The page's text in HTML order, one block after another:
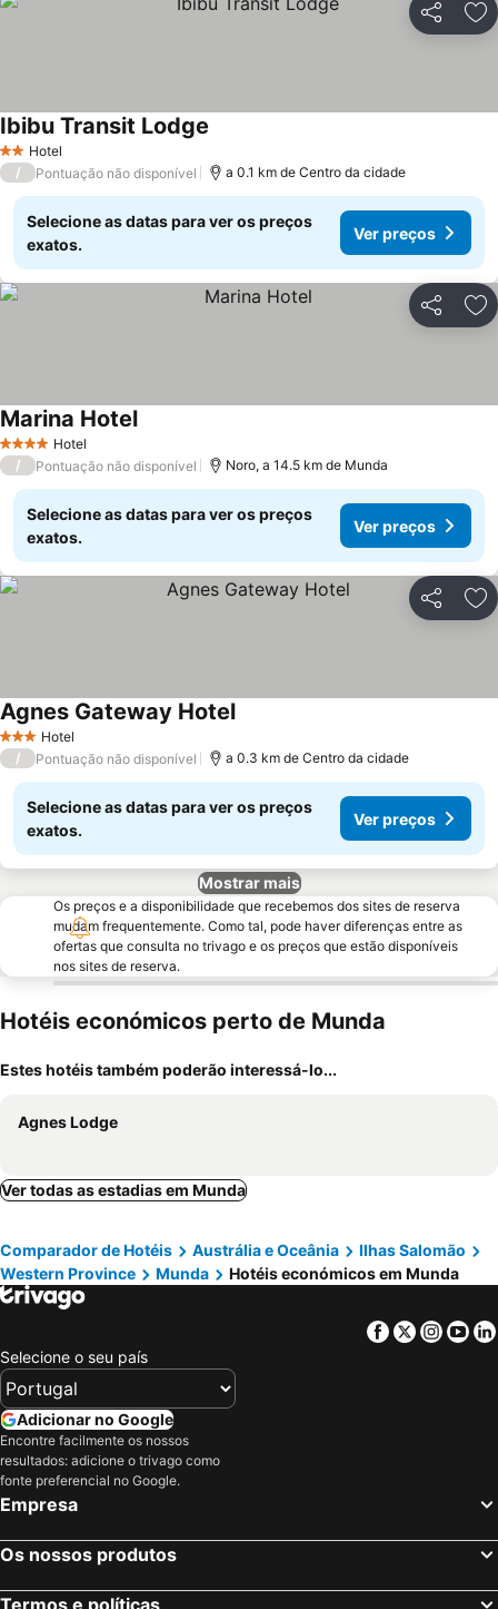
Partilhar
2 Estrelas
Hotel
Ibibu Transit Lodge
/ Pontuação não disponível a 0.1 km de Centro da cidade
Selecione as datas para ver os preços
exatos.
Ver preços
Partilhar
4 EstrelasHotel
Marina HotelVer preços
/ Pontuação não disponível Noro, a 14.5 km de Munda
Selecione as datas para ver os preços
exatos.
Ver preços
Partilhar
3 EstrelasHotel
Agnes Gateway HotelVer preços
/ Pontuação não disponível a 0.3 km de Centro da cidade
Selecione as datas para ver os preços
exatos.
Ver preços
Mostrar mais
Os preços e a disponibilidade que recebemos dos sites de reserva
mudam frequentemente. Como tal, pode haver diferenças entre as
ofertas que consulta no trivago e os preços que estão disponíveis
nos sites de reserva.
Hotéis económicos perto de Munda
Estes hotéis também poderão interessá-lo...
Agnes Lodge
Ver todas as estadias em Munda
Comparador de Hotéis Austrália e Oceânia
Ilhas Salomão
Western Province
Munda Hotéis económicos em Munda
Facebook
Twitter
Selecione o seu país
Adicionar no Google
Encontre facilmente os nossos
resultados: adicione o trivago como
fonte preferencial no Google.
Empresa
Os nossos produtos
Termos e políticas